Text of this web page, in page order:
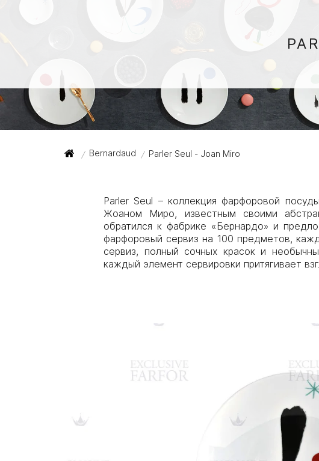
/ Bernardaud / Parler Seul - Joan Miro
Parler Seul – коллекция фарфоровой
Жоаном Миро, известным своими
обратился к фабрике «Бернардо» и
фарфоровый сервиз на 100 предметов,
сервиз, полный сочных красок и
каждый элемент сервировки притягивает